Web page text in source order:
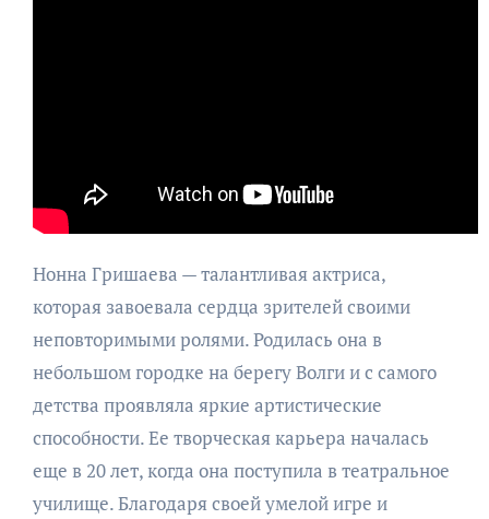
Нонна Гришаева — талантливая актриса,
которая завоевала сердца зрителей своими
неповторимыми ролями. Родилась она в
небольшом городке на берегу Волги и с самого
детства проявляла яркие артистические
способности. Ее творческая карьера началась
еще в 20 лет, когда она поступила в театральное
училище. Благодаря своей умелой игре и